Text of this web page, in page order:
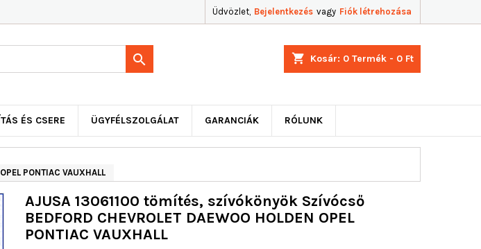
Üdvözlet, Bejelentkezés vagy Fiók létrehozása
shopping_cart Kosár: 0 Termék - 0 Ft

ÉS CSERE ÜGYFÉLSZOLGÁLAT GARANCIÁK RÓLUNK
PONTIAC VAUXHALL
AJUSA 13061100 tömítés, szívókönyök Szívócső
BEDFORD CHEVROLET DAEWOO HOLDEN OPEL
PONTIAC VAUXHALL